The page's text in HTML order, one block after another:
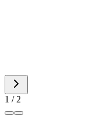
1 / 2